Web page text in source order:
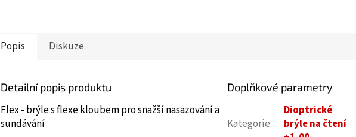
Popis Diskuze
Detailní popis produktu
Flex - brýle s flexe kloubem pro snažší nasazování a
sundávání
Doplňkové parametry
Kategorie:
Dioptrické
brýle na čtení